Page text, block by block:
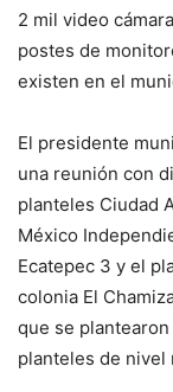
2 mil video
postes de
existen en el
El presidente
una reunión con
planteles Ciudad
México
Ecatepec 3 y el
colonia El
que se
planteles de nivel